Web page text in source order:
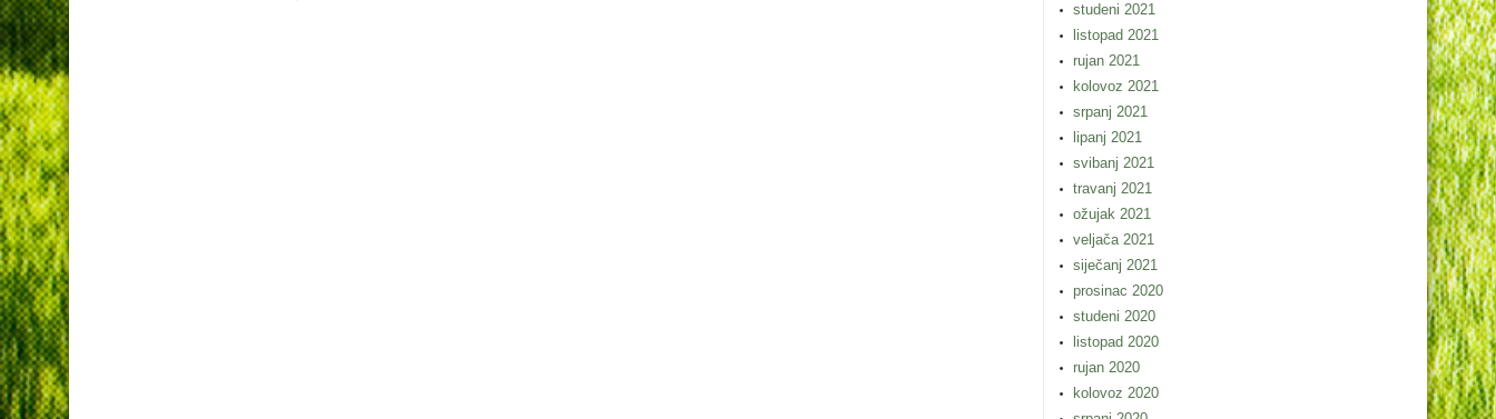
studeni 2021
listopad 2021
rujan 2021
kolovoz 2021
srpanj 2021
lipanj 2021
svibanj 2021
travanj 2021
ožujak 2021
veljača 2021
siječanj 2021
prosinac 2020
studeni 2020
listopad 2020
rujan 2020
kolovoz 2020